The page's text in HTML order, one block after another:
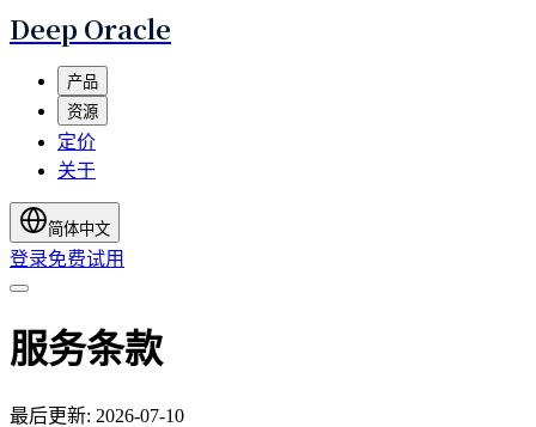
Deep Oracle
产品
资源
定价
关于
简体中文
登录免费试用
服务条款
最后更新: 2026-07-10